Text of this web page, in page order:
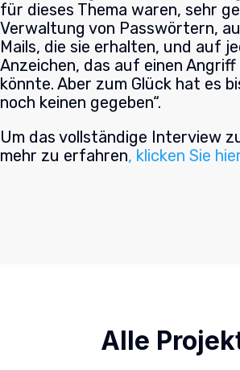
für dieses Thema waren, sehr
Verwaltung von Passwörtern,
Mails, die sie erhalten, und auf
Anzeichen, das auf einen
könnte. Aber zum Glück hat es
noch keinen gegeben“.
Um das vollständige Interview
mehr zu erfahren, klicken Sie
Alle